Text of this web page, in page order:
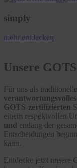
simply
mehr entdecken
Unsere
Für uns als
GOTS-zertifizierten
einem respektvollen
und entlang der
Entscheidungen
kann.
Entdecke jetzt unsere